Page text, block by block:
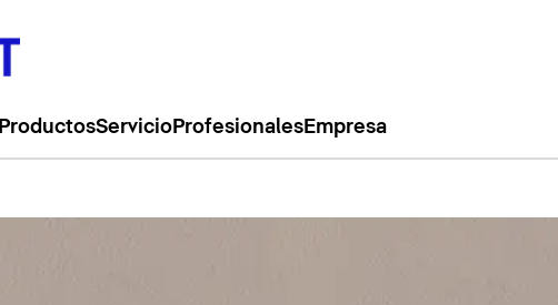
ProductosServicioProfesionalesEmpresa